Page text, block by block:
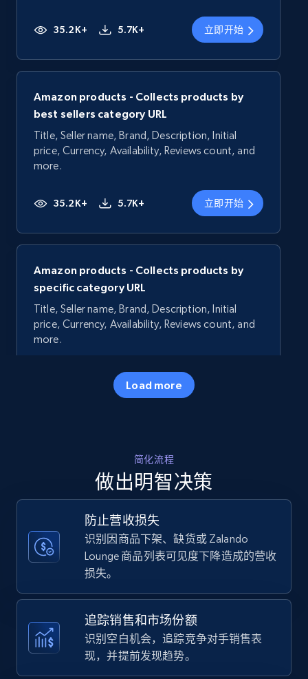
35.2K+ 5.7K+ 立即开始
Amazon products - Collects products by
best sellers category URL
Title, Seller name, Brand, Description, Initial
price, Currency, Availability, Reviews count, and
more.
35.2K+ 5.7K+ 立即开始
Amazon products - Collects products by
specific category URL
Title, Seller name, Brand, Description, Initial
price, Currency, Availability, Reviews count, and
more.
5.7K+
Title, Seller name, Brand, Description, Initial
price, Currency, Availability, Reviews count, and
35.2K+ 5.7K+ 立即开始
Amazon products - find products by using
upc numbers
Title, Seller name, Brand, Description, Initial
Load more
简化流程
做出明智决策
防止营收损失
识别因商品下架、缺货或 Zalando
Lounge 商品列表可见度下降造成的营收
损失。
追踪销售和市场份额
识别空白机会，追踪竞争对手销售表
现，并提前发现趋势。